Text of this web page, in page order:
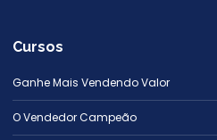
Cursos
Ganhe Mais Vendendo Valor
O Vendedor Campeão